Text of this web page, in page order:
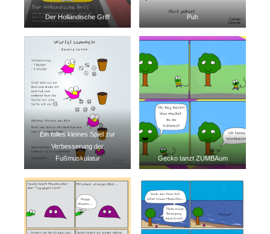
Unterstützen
Kaffee ausgeben
Patreon
Steady
Schreib uns
Rechtliches
AGB und Datenschutz
Cookie-Richtlinie (EU)
Impressum
Der Holländische Griff Puh
Ein tolles kleines Spiel zur
Verbesserung der
Fußmuskulatur
Gecko tanzt ZUMBAum